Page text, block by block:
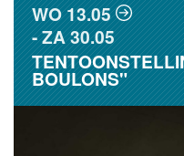
WO13.05
ZA30.05
BOULONS"